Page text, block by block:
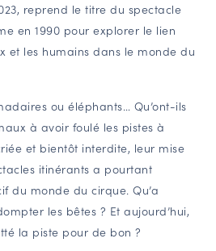
de la Région Grand Est
patrimoine
reprend le titre du spectacle
en 1990 pour explorer le lien
et les humains dans le monde du
ou éléphants… Qu’ont-ils
à avoir foulé les pistes à
et bientôt interdite, leur mise
itinérants a pourtant
du monde du cirque. Qu’a
les bêtes ? Et aujourd’hui,
la piste pour de bon ?